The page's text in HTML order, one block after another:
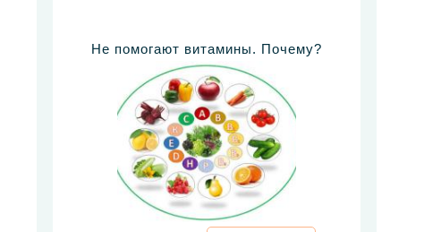
Не помогают витамины. Почему?